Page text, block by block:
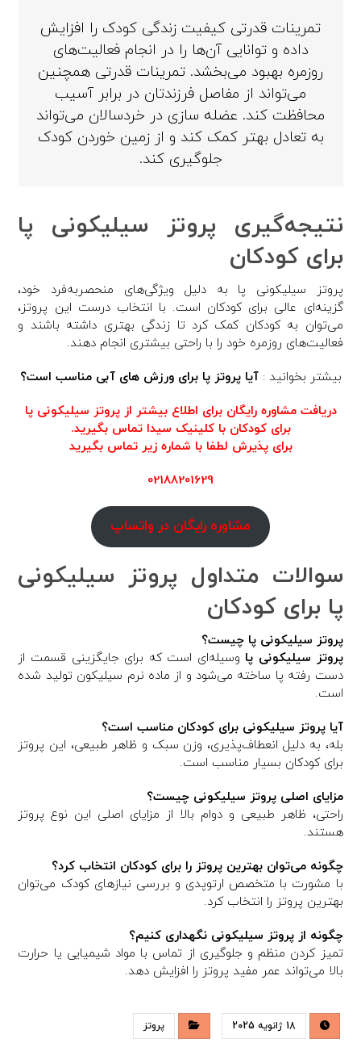
تمرینات قدرتی کیفیت زندگی کودک را افزایش
داده و توانایی آن‌ها را در انجام فعالیت‌های
روزمره بهبود می‌بخشد. تمرینات قدرتی همچنین
می‌تواند از مفاصل فرزندتان در برابر آسیب
محافظت کند. عضله سازی در خردسالان می‌تواند
به تعادل بهتر کمک کند و از زمین خوردن کودک
جلوگیری کند.
نتیجه‌گیری پروتز سیلیکونی پا
برای کودکان
پروتز سیلیکونی پا به دلیل ویژگی‌های منحصربه‌فرد خود،
گزینه‌ای عالی برای کودکان است. با انتخاب درست این پروتز،
می‌توان به کودکان کمک کرد تا زندگی بهتری داشته باشند و
فعالیت‌های روزمره خود را با راحتی بیشتری انجام دهند.
بیشتر بخوانید :آیا پروتز پا برای ورزش های آبی مناسب است؟
دریافت مشاوره رایگان برای اطلاع بیشتر از پروتز سیلیکونی پا
برای کودکان با کلینیک سیدا تماس بگیرید.
برای پذیرش لطفا با شماره زیر تماس بگیرید
02188201629
مشاوره رایگان در واتساپ
سوالات متداول پروتز سیلیکونی
پا برای کودکان
پروتز سیلیکونی پا چیست؟
پروتز سیلیکونی پا وسیله‌ای است که برای جایگزینی قسمت از
دست رفته پا ساخته می‌شود و از ماده نرم سیلیکون تولید شده
است.
آیا پروتز سیلیکونی برای کودکان مناسب است؟
بله، به دلیل انعطاف‌پذیری، وزن سبک و ظاهر طبیعی، این پروتز
برای کودکان بسیار مناسب است.
مزایای اصلی پروتز سیلیکونی چیست؟
راحتی، ظاهر طبیعی و دوام بالا از مزایای اصلی این نوع پروتز
هستند.
چگونه می‌توان بهترین پروتز را برای کودکان انتخاب کرد؟
با مشورت با متخصص ارتوپدی و بررسی نیازهای کودک می‌توان
بهترین پروتز را انتخاب کرد.
چگونه از پروتز سیلیکونی نگهداری کنیم؟
تمیز کردن منظم و جلوگیری از تماس با مواد شیمیایی یا حرارت
بالا می‌تواند عمر مفید پروتز را افزایش دهد.
18 ژانویه 2025 پروتز